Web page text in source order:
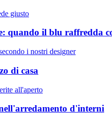
giusto
quando il blu raffredda
i nostri designer
di casa
all'aperto
d'interni